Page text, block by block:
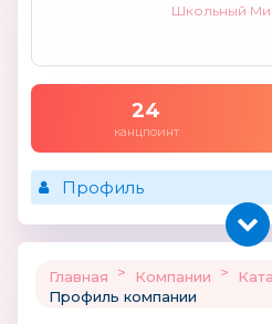
Школьный
24
канцпоинт
Профиль
Главная > Компании >
Профиль компании